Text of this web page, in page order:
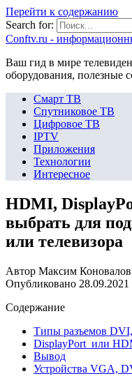
Перейти к содержанию
Search for:
Сonftv.ru -
Ваш гид в мире
оборудования, полезные
Смарт ТВ
Спутниковое ТВ
Цифровое ТВ
IPTV
Приложения
Технологии
Интересное
HDMI,
выбрать для
или телевизора
Автор Максим Коновалов
Опубликовано 28.09.2021
Содержание
Типы разъемов
DisplayPort или
Вывод
Устройства VGA,